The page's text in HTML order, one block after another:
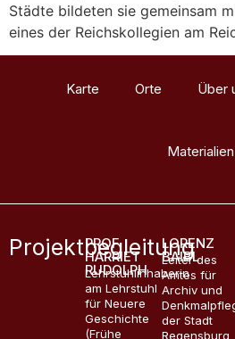
Städte bildeten sie gemeinsam
eines der Reichskollegien am
Karte Orte Über
Materialien
Projektbegleitung
PROF.
HARRIET
RUDOLPH
Lehrstuhlinhaberin
am Lehrstuhl
für Neuere
Geschichte
(Frühe
LORENZ
BAIBL
Leiter des
Amtes für
Archiv und
der Stadt
Regensburg